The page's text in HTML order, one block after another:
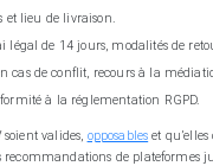
et lieu de livraison.
légal de 14 jours, modalités de
cas de conflit, recours à la
à la réglementation RGPD.
soient valides, opposables et
recommandations de plateformes